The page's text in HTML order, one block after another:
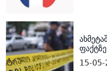
15-05-